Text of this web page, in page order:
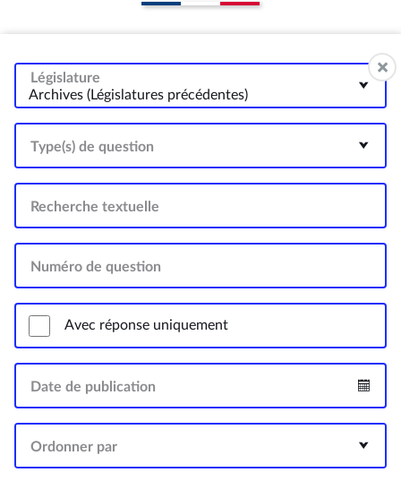
Législature
Archives (Législatures précédentes)
Type(s) de question
Recherche textuelle
Numéro de question
Avec réponse uniquement
Date de publication
Ordonner par